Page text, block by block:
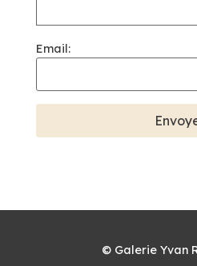
Email:
© Galerie Yvan